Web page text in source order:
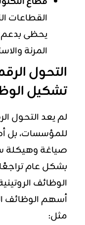
القطاعات
يحظى بدعم
المرنة
التحول
تشكيل
لم يعد التحول
للمؤسسات، بل
صياغة وهيكلة
بشكل عام تراجعًا
الوظائف
أسهم الوظائف
مثل: